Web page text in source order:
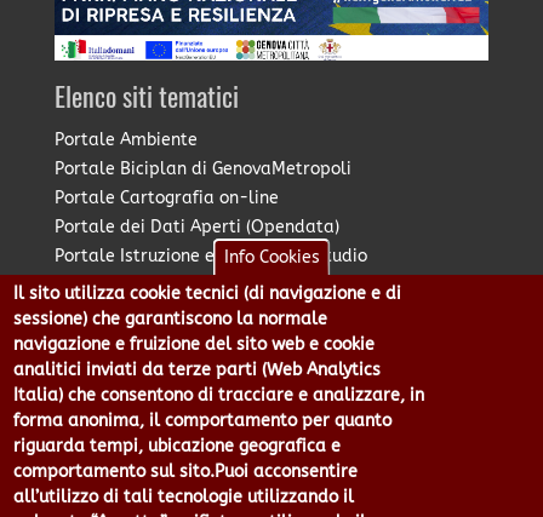
Elenco siti tematici
Portale Ambiente
Portale Biciplan di GenovaMetropoli
Portale Cartografia on-line
Portale dei Dati Aperti (Opendata)
Portale Istruzione e Diritto allo Studio
Portale Marketing Territoriale
Portale Piano Strategico Metropolitano
Portale PUMS di GenovaMetropoli
Portale Stazione Unica Appaltante
Pratico: procedimenti e istanze online
Città Metropolitana di Genova - Piazzale Mazzini 2 -16122 -
Genova | CF:80007350103 - P.Iva: 00949170104 | Codice IPA: cmge
Info Cookies
Il sito utilizza cookie tecnici (di navigazione e di
sessione) che garantiscono la normale
navigazione e fruizione del sito web e cookie
analitici inviati da terze parti (Web Analytics
Italia) che consentono di tracciare e analizzare, in
forma anonima, il comportamento per quanto
riguarda tempi, ubicazione geografica e
comportamento sul sito.Puoi acconsentire
all’utilizzo di tali tecnologie utilizzando il